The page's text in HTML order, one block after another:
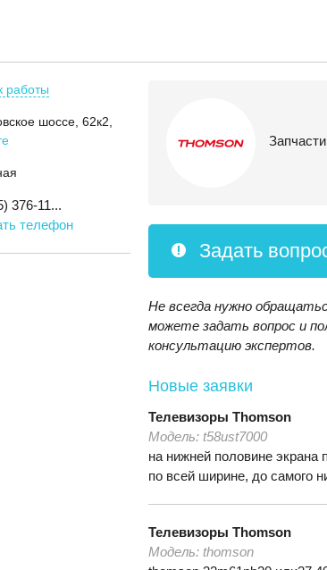
работы
шоссе, 62к2
376-11...
телефон
Запчасти
Задать
Не всегда нужно
можете задать вопрос и
консультацию экспертов.
Новые заявки
Телевизоры Thomson
Модель: t58ust7000
на нижней половине экрана
по всей ширине, до самого
Телевизоры Thomson
Модель: thomson